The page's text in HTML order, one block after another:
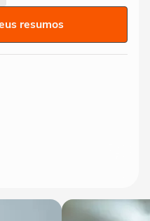
resumos